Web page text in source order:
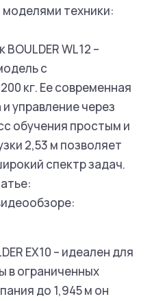
техники:
WL12 –
с
кг. Ее современная
управление через
обучения простым и
2,53 м позволяет
спектр задач.
EX10 – идеален для
в ограниченных
до 1,945 м он